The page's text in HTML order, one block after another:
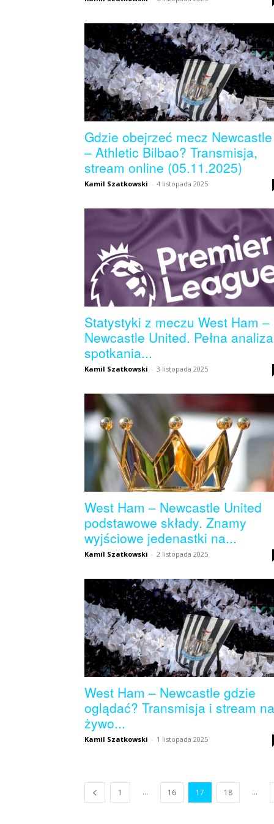
Gdzie obejrzeć mecz Newcastle
– Athletic Bilbao? Transmisja,
stream online (05.11.2025)
Kamil Szatkowski - 4 listopada 2025
Statystyki z meczu West Ham –
Newcastle United. Pełna analiza
spotkania...
Kamil Szatkowski - 3 listopada 2025
West Ham – Newcastle United
podstawowe składy. Znamy
wyjściowe jedenastki na...
Kamil Szatkowski - 2 listopada 2025
West Ham – Newcastle gdzie
oglądać? Transmisja i stream na
żywo...
Kamil Szatkowski - 1 listopada 2025
1 ... 16 17 18 ...